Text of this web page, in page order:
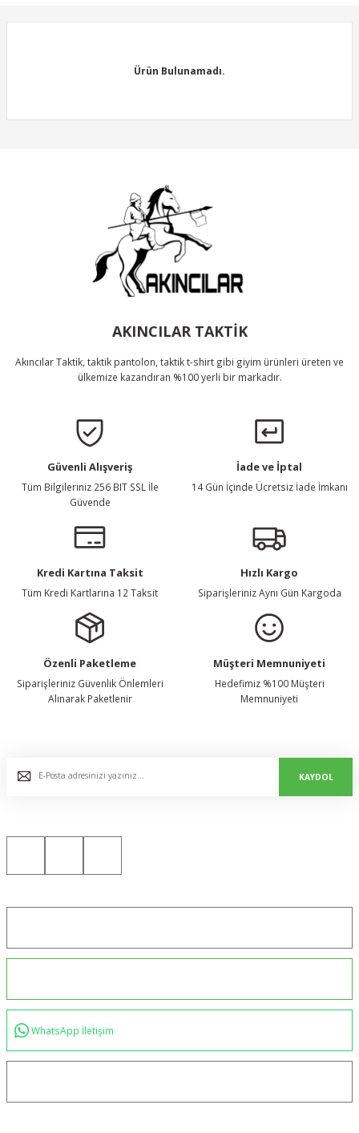
Görüş ve önerileriniz için teşekkür ederiz.
Ürün fiyatı diğer sitelerden daha pahalı.
Bu ürüne benzer farklı alternatifler olmalı.
Ürün Bulunamadı.
Ürün Bulunamadı.
AKINCILAR TAKTİK
Akıncılar Taktik, taktik pantolon, taktik t-shirt gibi giyim ürünleri üreten ve
ülkemize kazandıran %100 yerli bir markadır.
Güvenli Alışveriş
Tüm Bilgileriniz 256 BIT SSL İle
Güvende
İade ve İptal
14 Gün İçinde Ücretsiz İade İmkanı
Kredi Kartına Taksit
Tüm Kredi Kartlarına 12 Taksit
Hızlı Kargo
Siparişleriniz Aynı Gün Kargoda
Özenli Paketleme
Siparişleriniz Güvenlik Önlemleri
Alınarak Paketlenir
Müşteri Memnuniyeti
Hedefimiz %100 Müşteri
Memnuniyeti
KAYDOL
WhatsApp İletişim